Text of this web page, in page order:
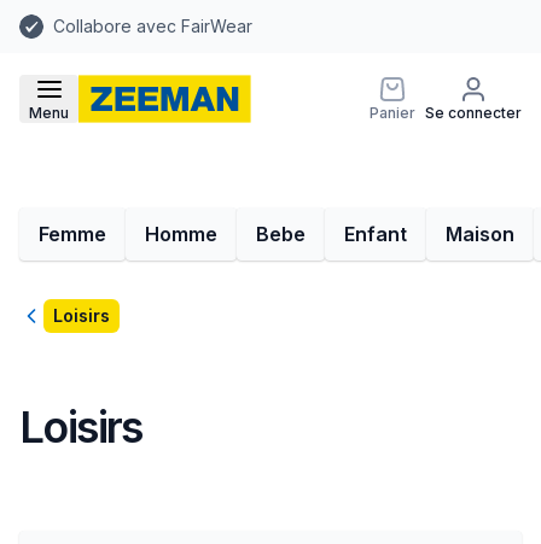
Collabore avec FairWear
Menu Panier Se connecter
Femme Homme Bebe Enfant Maison
RetourLoisirs
Loisirs